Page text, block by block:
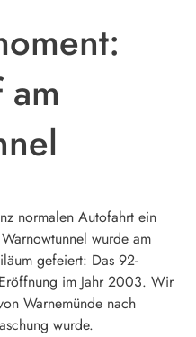
normalen Autofahrt ein
wurde am
gefeiert: Das 92-
im Jahr 2003. Wir
Warnemünde nach
wurde.